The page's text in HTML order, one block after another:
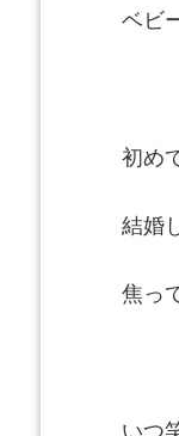
ベビ
初め
結婚
焦っ
いつ